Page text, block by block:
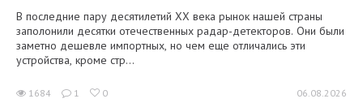
В последние пару десятилетий XX века рынок нашей страны
заполонили десятки отечественных радар-детекторов. Они были
заметно дешевле импортных, но чем еще отличались эти
устройства, кроме стр...
1684 1 0 06.08.2026